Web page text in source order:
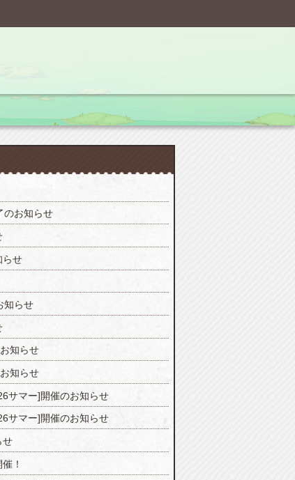
のお知らせ
らせ
知らせ
知らせ
知らせ
サマー]開催のお知らせ
サマー]開催のお知らせ
せ
！